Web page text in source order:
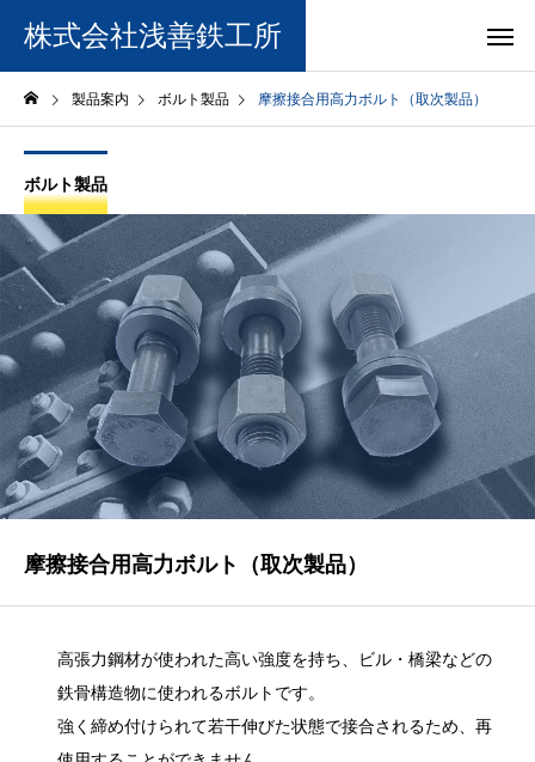
株式会社浅善鉄工所
製品案内 ボルト製品 摩擦接合用高力ボルト（取次製品）
ボルト製品
摩擦接合用高力ボルト（取次製品）
高張力鋼材が使われた高い強度を持ち、ビル・橋梁などの
鉄骨構造物に使われるボルトです。
強く締め付けられて若干伸びた状態で接合されるため、再